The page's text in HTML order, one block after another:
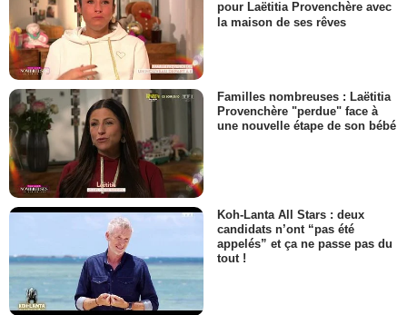
pour Laëtitia Provenchère avec
la maison de ses rêves
Familles nombreuses : Laëtitia
Provenchère "perdue" face à
une nouvelle étape de son bébé
Koh-Lanta All Stars : deux
candidats n’ont “pas été
appelés” et ça ne passe pas du
tout !